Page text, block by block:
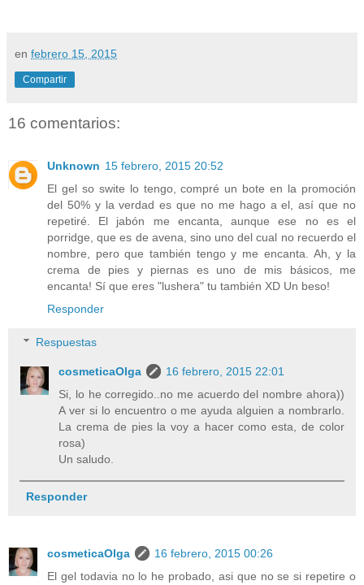
en febrero 15, 2015
Compartir
16 comentarios:
Unknown 15 febrero, 2015 20:52
El gel so swite lo tengo, compré un bote en la promoción
del 50% y la verdad es que no me hago a el, así que no
repetiré. El jabón me encanta, aunque ese no es el
porridge, que es de avena, sino uno del cual no recuerdo el
nombre, pero que también tengo y me encanta. Ah, y la
crema de pies y piernas es uno de mis básicos, me
encanta! Sí que eres "lushera" tu también XD Un beso!
Responder
Respuestas
cosmeticaOlga
16 febrero, 2015 22:01
Si, lo he corregido..no me acuerdo del nombre ahora))
A ver si lo encuentro o me ayuda alguien a nombrarlo.
La crema de pies la voy a hacer como esta, de color
rosa)
Un saludo.
Responder
cosmeticaOlga
16 febrero, 2015 00:26
El gel todavia no lo he probado, asi que no se si repetire o